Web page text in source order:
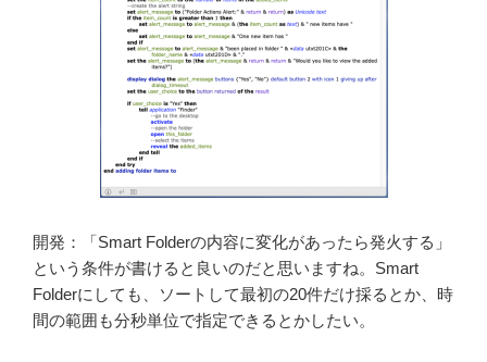
開発：「Smart Folderの内容に変化があったら発火する」
という条件が書けると良いのだと思いますね。Smart
Folderにしても、ソートして最初の20件だけ採るとか、時
間の範囲も分秒単位で指定できるとかしたい。